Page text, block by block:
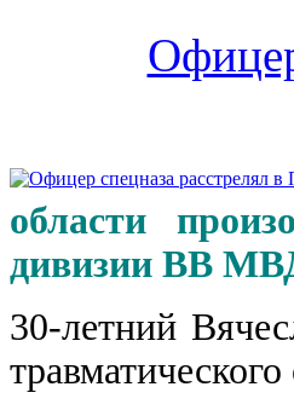
области
дивизии ВВ
30-летний